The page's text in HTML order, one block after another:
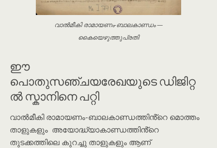
വാൽമീകി രാമായണം-ബാലകാണ്ഡം —
കൈയെഴുത്തുപ്രതി
ഈ
പൊതുസഞ്ചയരേഖയുടെ ഡിജിറ്റ
ൽ സ്കാനിനെ പറ്റി
വാൽമീകി രാമായണം-ബാലകാണ്ഡത്തിൻ്റെ മൊത്തം
താളുകളും അയോദ്ധ്യാകാണ്ഡത്തിൻ്റെ
തുടക്കത്തിലെ കുറച്ചു താളുകളും ആണ്